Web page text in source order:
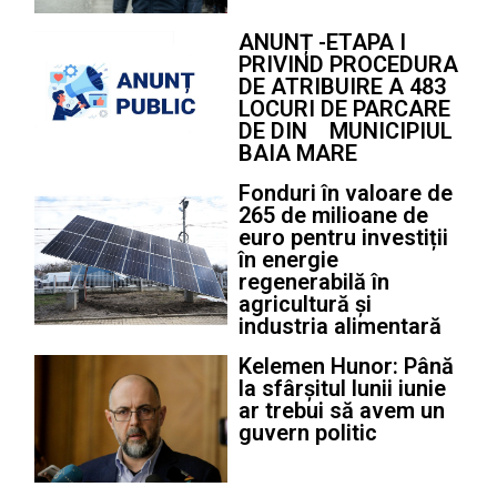
ANUNȚ -ETAPA I
PRIVIND PROCEDURA
DE ATRIBUIRE A 483
LOCURI DE PARCARE
DE DIN MUNICIPIUL
BAIA MARE
Fonduri în valoare de
265 de milioane de
euro pentru investiții
în energie
regenerabilă în
agricultură și
industria alimentară
Kelemen Hunor: Până
la sfârșitul lunii iunie
ar trebui să avem un
guvern politic